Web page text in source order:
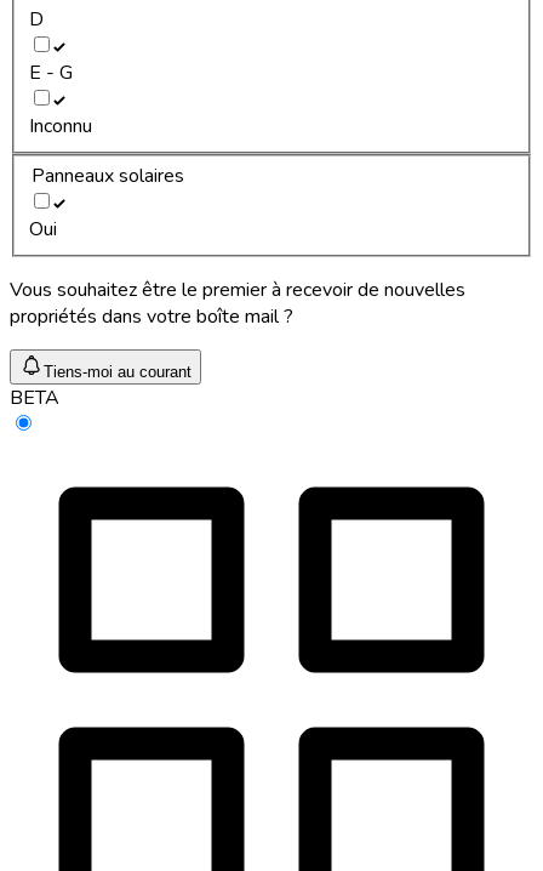
D
E - G
Inconnu
Panneaux solaires
Oui
Vous souhaitez être le premier à recevoir de nouvelles
propriétés dans votre boîte mail ?
Tiens-moi au courant
BETA